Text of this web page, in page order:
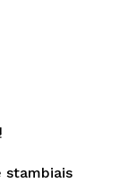
stambiais